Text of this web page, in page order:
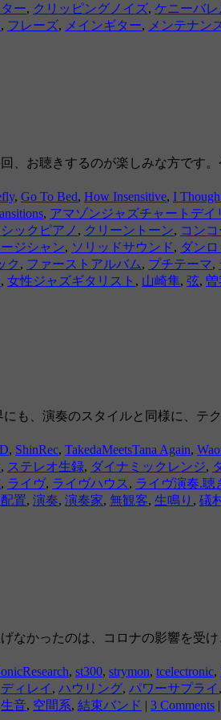
ー, クリッピングノイズ, ケニーバレ
, フレーズ, メインギター, メンテナン
お聴きするのが楽しみな方です
, Go To Bed, How Insensitive, I
, アマゾンジャズチャートデイ
ックピアノ , クリーントーン, コン
ジシャン, ソリッドサウンド, ダン
ク , ファーストアルバム, プチテーマ,
, 女性ジャズギタリスト , 山崎隼, 弦, 曽
も、演奏のスタイルと同様に、テ
, ShinRec, TakedaMeetsTana Again,
, ステレオ生録, ダイナミックレンジ,
, ライヴ, ライヴハウス , ライヴ演奏.聴
置, 演奏, 演奏家, 無観客, 生鳴り , 礒
なかったのは、コロナの影響を受
, st300, strymon, tcelectronic,
ディレイ , ハウリング, パワーサプライ ,
生音, 空間系, 結束バンド | 3 Comments |